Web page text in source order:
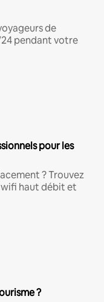
de
pendant votre
pour les
? Trouvez
wifi haut débit et
?